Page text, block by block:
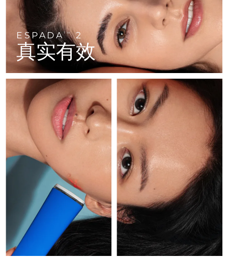
ESPADATM2
真实有效
LUNA™ 4 go
For travel or gym bag
LUNA™ 护肤
Premium cleansers & balm
LUNA™ 设备
All facial cleansing devices
BEAR™ 设备
All premium facelift devices
UFO™ 3 go
Portable red light therapy
面膜
Rejuvenation & hydration
UFO™ 设备
All deep facial hydration devices
issa™ 4 baby
For ages 0-3
issa™ Teeth Whitening Set
Dual LED + sonic device & 18% PAP gel
ISSA™ 设备
All silicone sonic toothbrushes
FAQ™ 102
Advanced clinical anti-aging
FAQ™ 103
Luxurious clinical anti-aging set
FAQ™ P1 Primer
Manuka honey primer
FAQ™护肤品
All FAQ™ skincare
FAQ™产品
All anti-aging treatments
FAQ™ 202
LED mask
FAQ™ 211
Anti-aging neck & décolleté LED mask
FAQ™ 221
Anti-aging LED hand mask
FAQ™护肤品
All FAQ™ skincare
FAQ™产品
All LED treatments
生发
FAQ™ 301
LED hair strengthening scalp massager
FAQ™ Scalp Serum
Scalp recovery probiotic serum
FAQ™护肤品
All FAQ™ skincare
FAQ™产品
All hair treatments
肌肤年轻化
FAQ™ 501
Full-Spectrum Red Light Therapy
FAQ™ 502
Full-Spectrum Red Light Therapy
FAQ™ Red Light Serum
FAQ™ skincare
All FAQ™ skincare
FAQ™ products
All toning treatments
保健品
NEW
专业治疗
脱毛
PEACH™ 2 Pro Max
Professional IPL hair removal device
PEACH™ 2
IPL hair removal
身体护理
BEAR™ 2 body
Microcurrent body toning
LUNA™ 4 body
Massaging body brush
痘肌护理
ESPADA™ 2 plus
Recurring acne LED therapy
眼部护理
BEAR™ 2 eyes & lips
Microcurrent line smoothing device
克罗地亚 预计送达日期 8/10/26
塞浦路斯 预计送达日期8/11/26
捷克 8/10/26
丹麦 预计送达日期8/10/26
爱沙尼亚 预计送达日期 8/10/26
芬兰 8/10/26
法国 预计送达日期 8/10/26
法属波利尼西亚 预计送达日期8/14/26
德国 预计送达日期 8/10/26
直布罗陀 预计送达日期8/14/26
希腊 预计送达日期8/10/26